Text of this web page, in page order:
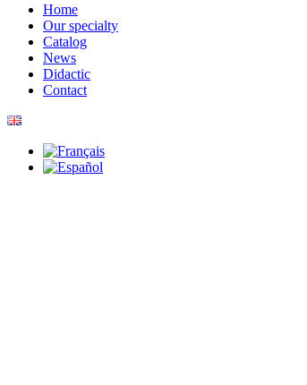
Home
Our specialty
Catalog
News
Didactic
Contact